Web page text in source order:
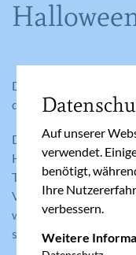
Die Schönheit der
den Furcht
Der Name Halloween
Hallows Evening - also
Tradition glaubte man,
Vorabend von
würden. Um sich
sich die Menschen als
Auf unserer
verwendet.
benötigt,
Ihre
verbessern.
Weitere